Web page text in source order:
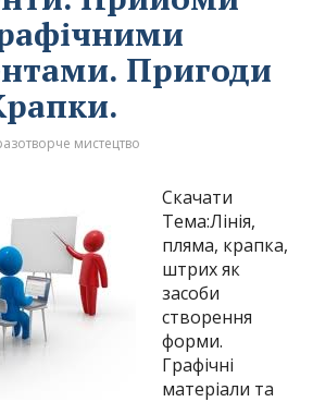
Пригоди
мистецтво
Скачати
Тема:Лінія,
пляма, крапка,
штрих як
засоби
створення
форми.
Графічні
матеріали та